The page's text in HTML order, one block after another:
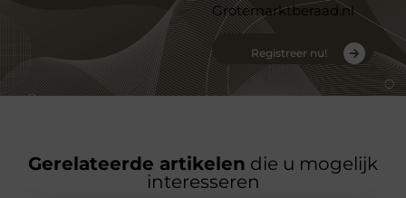
Grotemarktberaad.nl
Registreer nu!
Gerelateerde artikelen die u mogelijk
interesseren